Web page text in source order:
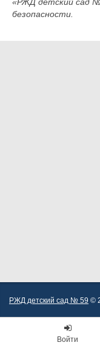
безопасности.
РЖД детский сад № 59 ©
Войти